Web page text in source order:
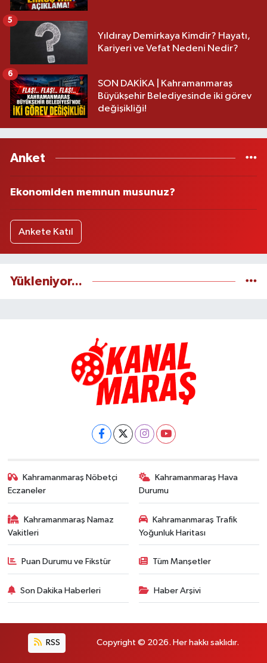
Yıldıray Demirkaya Kimdir? Hayatı,
Kariyeri ve Vefat Nedeni Nedir?
5
SON DAKİKA | Kahramanmaraş
Büyükşehir Belediyesinde iki görev
değişikliği!
6
Anket
Ekonomiden memnun musunuz?
Ankete Katıl
Yükleniyor...
Kahramanmaraş Nöbetçi
Eczaneler
Kahramanmaraş Hava
Durumu
Kahramanmaraş Namaz
Vakitleri
Kahramanmaraş Trafik
Yoğunluk Haritası
Puan Durumu ve Fikstür Tüm Manşetler
Son Dakika Haberleri Haber Arşivi
RSS Copyright © 2026. Her hakkı saklıdır.